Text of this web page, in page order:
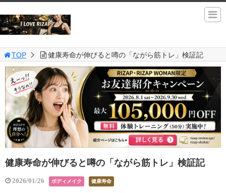
TOP 健康寿命が伸びると噂の「ながら筋トレ」検証記
健康寿命が伸びると噂の「ながら筋トレ」検証記
2026/01/26 ボディメイク 健康寿命